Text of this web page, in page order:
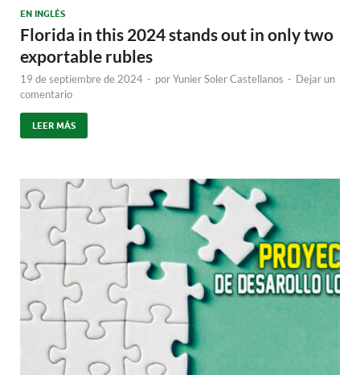
EN INGLÉS
Florida in this 2024 stands out in only two
exportable rubles
19 de septiembre de 2024 - porYunier Soler Castellanos - Dejar un
comentario
LEER MÁS